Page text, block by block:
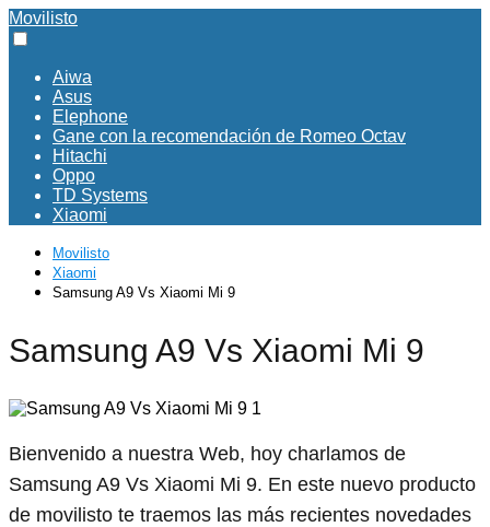
Movilisto
Aiwa
Asus
Elephone
Gane con la recomendación de Romeo Octav
Hitachi
Oppo
TD Systems
Xiaomi
Movilisto
Xiaomi
Samsung A9 Vs Xiaomi Mi 9
Samsung A9 Vs Xiaomi Mi 9
Bienvenido a nuestra Web, hoy charlamos de
Samsung A9 Vs Xiaomi Mi 9. En este nuevo producto
de movilisto te traemos las más recientes novedades